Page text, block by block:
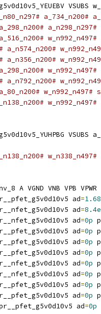
VSUBS
a_734_n200#
a_n298_n297#
a_n574_n200#
a_n356_n200#
a_n792_n200#
VSUBS
A VGND VNB VPB VPWR
ad=
ad=
ad=0p
ad=0p
ad=0p
ad=0p
ad=0p
ad=0p
ad=0p
ad=0p
ad=0p